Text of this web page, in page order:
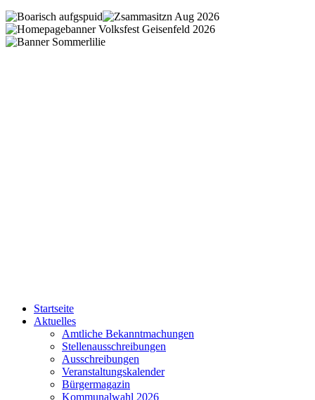
Startseite
Aktuelles
Amtliche Bekanntmachungen
Stellenausschreibungen
Ausschreibungen
Veranstaltungskalender
Bürgermagazin
Kommunalwahl 2026